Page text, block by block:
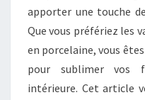
apporter une touche
Que vous préfériez les
en porcelaine, vous
pour sublimer vos
intérieure. Cet article